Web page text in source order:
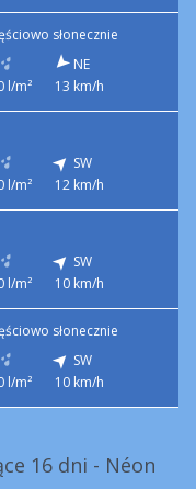
słonecznie
l/m²
NE
13 km/h
l/m²
SW
12 km/h
l/m²
SW
10 km/h
słonecznie
l/m²
SW
10 km/h
16 dni - Néon